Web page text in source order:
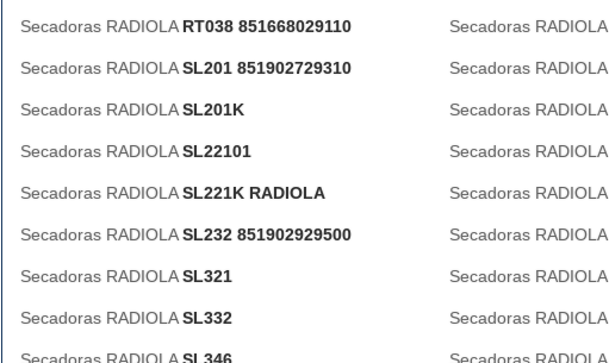
Secadoras RADIOLA RT038 851668029110 Secadoras RADIOLA
Secadoras RADIOLASL201 851902729310 Secadoras RADIOLA
Secadoras RADIOLASL201K Secadoras RADIOLA
Secadoras RADIOLASL22101 Secadoras RADIOLA
Secadoras RADIOLASL221K RADIOLA Secadoras RADIOLA
Secadoras RADIOLASL232 851902929500 Secadoras RADIOLA
Secadoras RADIOLASL321 Secadoras RADIOLA
Secadoras RADIOLASL332 Secadoras RADIOLA